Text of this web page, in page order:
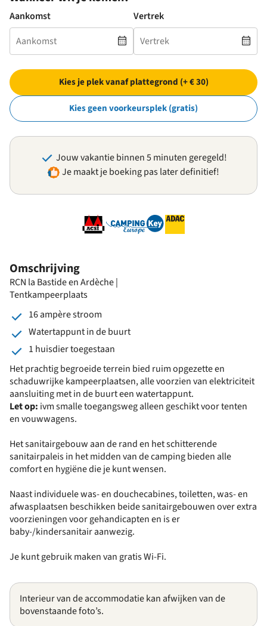
Omschrijving
RCN la Bastide en Ardèche |
Tentkampeerplaats
16 ampère stroom
Watertappunt in de buurt
1 huisdier toegestaan
Het prachtig begroeide terrein bied ruim opgezette en
schaduwrijke kampeerplaatsen, alle voorzien van elektriciteit
aansluiting met in de buurt een watertappunt.
Let op: ivm smalle toegangsweg alleen geschikt voor tenten
en vouwwagens.
Het sanitairgebouw aan de rand en het schitterende
sanitairpaleis in het midden van de camping bieden alle
comfort en hygiëne die je kunt wensen.
Naast individuele was- en douchecabines, toiletten, was- en
afwasplaatsen beschikken beide sanitairgebouwen over extra
voorzieningen voor gehandicapten en is er
baby-/kindersanitair aanwezig.
Je kunt gebruik maken van gratis Wi-Fi.
Interieur van de accommodatie kan afwijken van de
bovenstaande foto’s.
Aankomst Vertrek
Kies je plek vanaf plattegrond (+ € 30)
Kies geen voorkeursplek (gratis)
Jouw vakantie binnen 5 minuten geregeld!
Je maakt je boeking pas later definitief!